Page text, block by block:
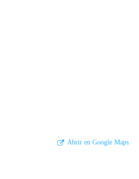
Abrir en Google Maps